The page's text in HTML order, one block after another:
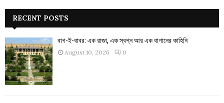
RECENT POSTS
বাগ-ই-বাবর: এক রাজা, এক স্বপ্ন আর এক বাগানের কাহিনি
August 10, 2026 0